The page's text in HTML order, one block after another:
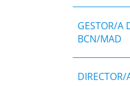
GESTOR/A
BCN/MAD
DIRECTOR/